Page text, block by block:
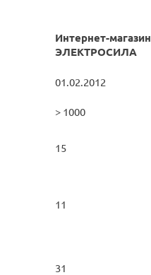
Интернет-магазин
ЭЛЕКТРОСИЛА
01.02.2012
> 1000
15
11
31